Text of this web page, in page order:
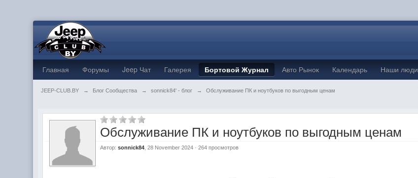
Главная Форумы Jeep Чат Галерея Бортовой Журнал Авто Рынок Календарь Наши люди
JEEP-CLUB.BY → Блог Сообщества → sonnick84' - блог → Обслуживание ПК и ноутбуков по выгодным ценам
Обслуживание ПК и ноутбуков по выгодным ценам
Автор:sonnick84 , 28 November 2024 · 264 просмотров